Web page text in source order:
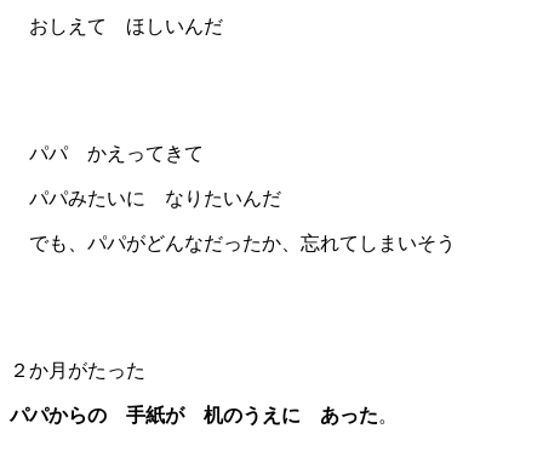
おしえて ほしいんだ
パパ かえってきて
パパみたいに なりたいんだ
でも、パパがどんなだったか、忘れてしまいそう
２か月がたった
パパからの 手紙が 机のうえに あった。